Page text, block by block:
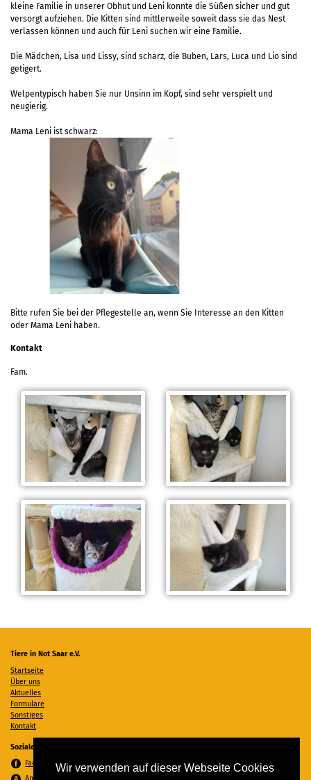
Wir verwenden auf dieser Webseite Cookies
kleine Familie in unserer Obhut und Leni konnte die Süßen sicher und gut
versorgt aufziehen. Die Kitten sind mittlerweile soweit dass sie das Nest
verlassen können und auch für Leni suchen wir eine Familie.
Die Mädchen, Lisa und Lissy, sind scharz, die Buben, Lars, Luca und Lio sind
getigert.
Welpentypisch haben Sie nur Unsinn im Kopf, sind sehr verspielt und
neugierig.
Mama Leni ist schwarz:
Bitte rufen Sie bei der Pflegestelle an, wenn Sie Interesse an den Kitten
oder Mama Leni haben.
Kontakt
Fam.
Tiere in Not Saar e.V.
Startseite
Über uns
Aktuelles
Formulare
Sonstiges
Kontakt
Soziale Medien
Facebook
Amazon Wunschzettel